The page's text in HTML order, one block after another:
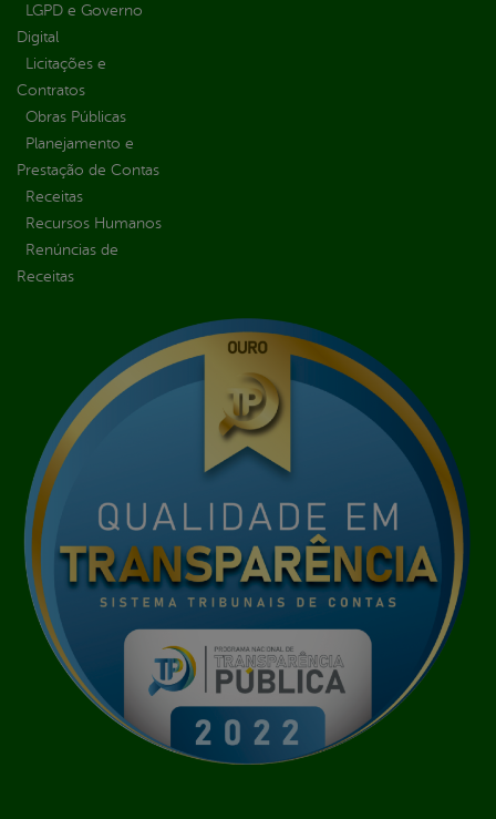
LGPD e Governo
Digital
Licitações e
Contratos
Obras Públicas
Planejamento e
Prestação de Contas
Receitas
Recursos Humanos
Renúncias de
Receitas